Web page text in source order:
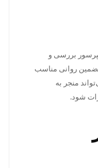
بررسی و
روانی مناسب
منجر به
شود.